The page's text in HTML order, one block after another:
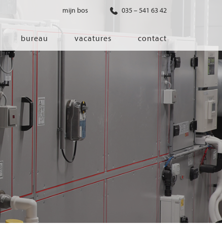
mijn bos 035 – 541 63 42
diensten
co-creatie
programma van eisen
architectonisch ontwerp
haalbaarheidsonderzoek
ontwerp van installaties
ontwerp van constructie
advisering bouwregelgeving en
bouwfysica
bureau vacatures contact